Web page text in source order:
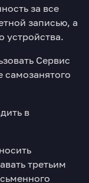
за все
записью, а
устройства.
Сервис
самозанятого
в
третьим